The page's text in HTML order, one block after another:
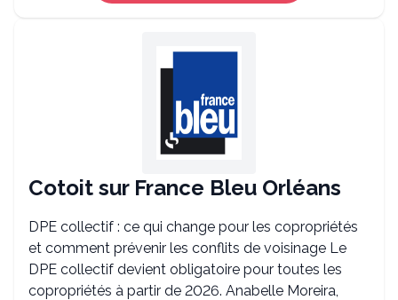
Cotoit sur France Bleu Orléans
DPE collectif : ce qui change pour les copropriétés
et comment prévenir les conflits de voisinage Le
DPE collectif devient obligatoire pour toutes les
copropriétés à partir de 2026. Anabelle Moreira,